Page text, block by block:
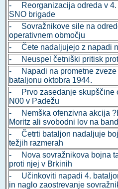
- Reorganizacija odreda v 4.
SNO brigade
- Sovražnikove sile na
operativnem območju
- Čete nadaljujejo z napadi
- Neuspel četniški pritisk
- Napadi na prometne zveze
bataljonu oktobra 1944.
- Prvo zasedanje skupščine
N00 v Padežu
- Nemška ofenzivna akcija
Moritz ali svobodni lov na
- Četrti bataljon nadaljuje
težjih razmerah
- Nova sovražnikova bojna
proti njej v Brkinih
- Učinkoviti napadi 4.
in naglo zaostrevanje